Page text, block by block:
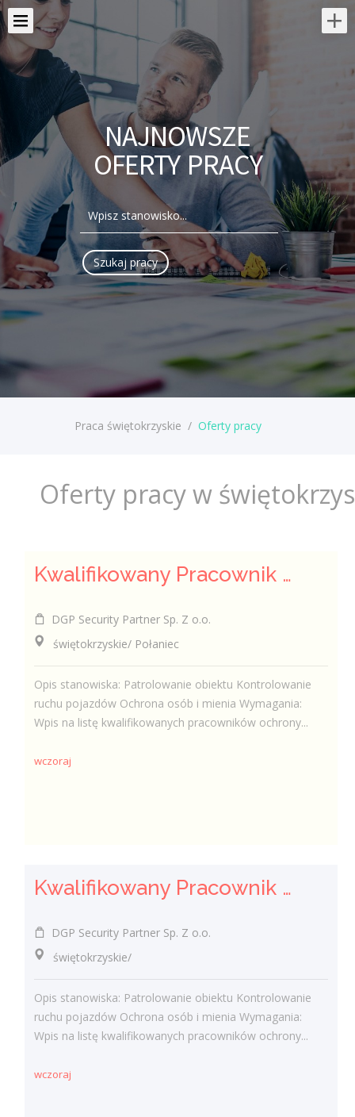
NAJNOWSZE
OFERTY PRACY
Praca świętokrzyskie / Oferty pracy
Oferty pracy w
Kwalifikowany Pracownik Ochrony z Pozwoleniem na Broń (K/M)
DGP Security Partner Sp. Z o.o.
świętokrzyskie/ Połaniec
Opis stanowiska: Patrolowanie obiektu Kontrolowanie
ruchu pojazdów Ochrona osób i mienia Wymagania:
Wpis na listę kwalifikowanych pracowników ochrony...
wczoraj
Kwalifikowany Pracownik Ochrony z Pozwoleniem na Broń (K/M)
DGP Security Partner Sp. Z o.o.
świętokrzyskie/
Opis stanowiska: Patrolowanie obiektu Kontrolowanie
ruchu pojazdów Ochrona osób i mienia Wymagania:
Wpis na listę kwalifikowanych pracowników ochrony...
wczoraj